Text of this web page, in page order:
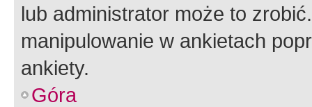
lub administrator może to
manipulowanie w ankietach
ankiety.
Góra